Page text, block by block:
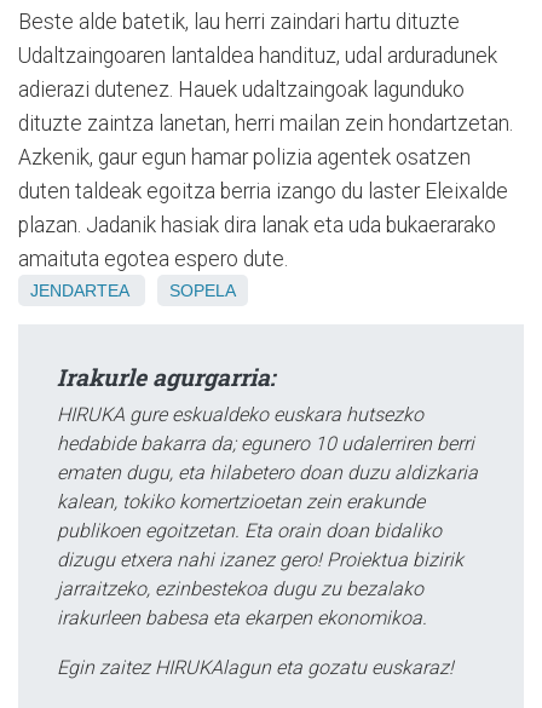
Beste alde batetik, lau herri zaindari hartu dituzte
Udaltzaingoaren lantaldea handituz, udal arduradunek
adierazi dutenez. Hauek udaltzaingoak lagunduko
dituzte zaintza lanetan, herri mailan zein hondartzetan.
Azkenik, gaur egun hamar polizia agentek osatzen
duten taldeak egoitza berria izango du laster Eleixalde
plazan. Jadanik hasiak dira lanak eta uda bukaerarako
amaituta egotea espero dute.
JENDARTEA SOPELA
Irakurle agurgarria:
HIRUKA gure eskualdeko euskara hutsezko
hedabide bakarra da; egunero 10 udalerriren berri
ematen dugu, eta hilabetero doan duzu aldizkaria
kalean, tokiko komertzioetan zein erakunde
publikoen egoitzetan. Eta orain doan bidaliko
dizugu etxera nahi izanez gero! Proiektua bizirik
jarraitzeko, ezinbestekoa dugu zu bezalako
irakurleen babesa eta ekarpen ekonomikoa.
Egin zaitez HIRUKAlagun eta gozatu euskaraz!